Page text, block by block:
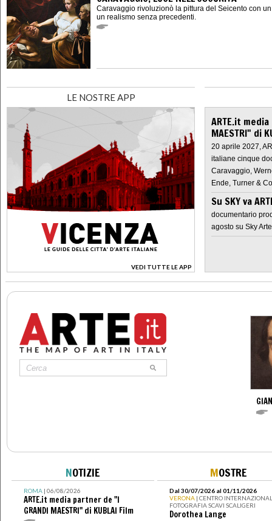
Caravaggio rivoluzionò la pittura del Seicento con
un realismo senza precedenti.
LE NOSTRE APP
VEDI TUTTE LE APP
>
ARTE.it
MAESTRI" di
20 aprile 2027,
italiane cinque
Caravaggio,
Ende, Turner &
Su SKY va
documentario
agosto su Sky Arte
NOTIZIE
ROMA| 06/08/2026
ARTE.it media partner de "I
GRANDI MAESTRI" di KUBLAI Film
MOSTRE
Dal 30/07/2026 al 01/11/2026
VERONA | CENTRO
FOTOGRAFIA SCAVI SCALIGERI
Dorothea Lange